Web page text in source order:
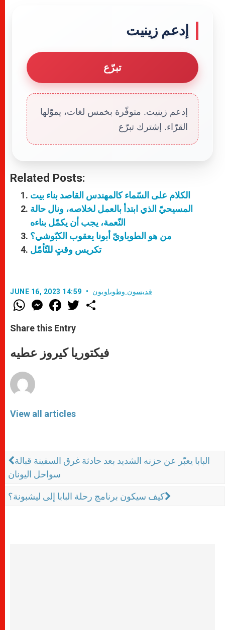
إدعم زينيت
تبرّع
إدعم زينيت. متوفّرة بخمس لغات، يموّلها
القرّاء. إشترك تبرّع
Related Posts:
الكلام على السّماء كالمهندس القاصد بناء بيت
المسيحيّ الذي ابتدأ بالعمل لخلاصه، ونال حالة
النّعمة، يجب أن يكمّل بناءه
من هو الطوباويّ أبونا يعقوب الكبّوشي؟
تكريس وقتٍ للتّأمّل
JUNE 16, 2023 14:59 قديسون وطوباويون
W
h
t
s
p
p
M
e
s
e
e
F
a
e
b
o
k
w
Share this Entry
فيكتوريا كيروز عطيه
View all articles
البابا يعبّر عن حزنه الشديد بعد حادثة غرق السفينة قبالة
سواحل اليونان
كيف سيكون برنامج رحلة البابا إلى ليشبونة؟